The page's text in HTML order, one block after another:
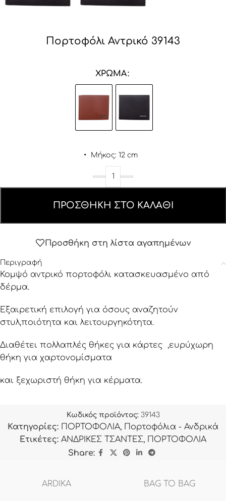
Πορτοφόλι Αντρικό 39143
ΧΡΏΜΑ
• Μήκος: 12 cm
ΠΡΟΣΘΉΚΗ ΣΤΟ ΚΑΛΆΘΙ
Προσθήκη στη λίστα αγαπημένων
Περιγραφή
Κομψό αντρικό πορτοφόλι κατασκευασμένο από
δέρμα.
Εξαιρετική επιλογή για όσους αναζητούν
στυλ,ποιότητα και λειτουργηκότητα.
Διαθέτει πολλαπλές θήκες για κάρτες ,ευρύχωρη
θήκη για χαρτονομίσματα
και ξεχωριστή θήκη για κέρματα.
Κωδικός προϊόντος: 39143
Κατηγορίες: ΠΟΡΤΟΦΟΛΙΑ, Πορτοφόλια - Ανδρικά
Ετικέτες: ΑΝΔΡΙΚΕΣ ΤΣΑΝΤΕΣ, ΠΟΡΤΟΦΟΛΙΑ
Share:
ARDIKA BAG TO BAG